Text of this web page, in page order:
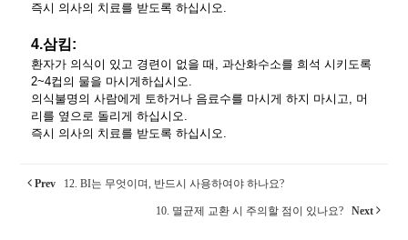
즉시 의사의 치료를 받도록 하십시오.
4.삼킴:
환자가 의식이 있고 경련이 없을 때, 과산화수소를 희석 시키도록
2~4컵의 물을 마시게하십시오.
의식불명의 사람에게 토하거나 음료수를 마시게 하지 마시고, 머
리를 옆으로 돌리게 하십시오.
즉시 의사의 치료를 받도록 하십시오.
Prev 12. BI는 무엇이며, 반드시 사용하여야 하나요?
10. 멸균제 교환 시 주의할 점이 있나요? Next